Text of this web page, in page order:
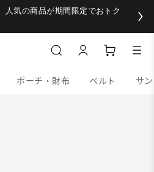
人気の商品が期間限定でおトク
ポーチ・財布 ベルト サ